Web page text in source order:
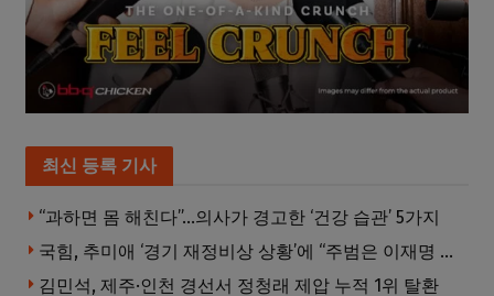
최신 등록 기사
“과하면 몸 해친다”…의사가 경고한 ‘건강 습관’ 5가지
국힘, 추미애 ‘경기 재정비상 상황’에 “주범은 이재명 전 지사”
김민석, 제주·인천 경선서 정청래 제압 누적 1위 탈환